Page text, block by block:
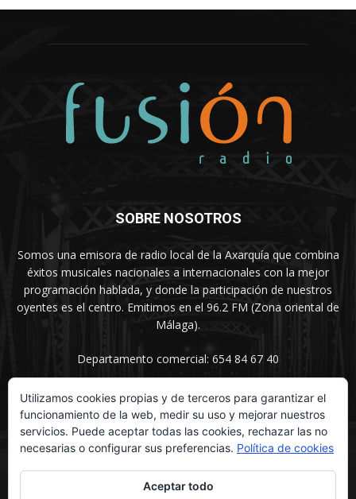
SOBRE NOSOTROS
Somos una emisora de radio local de la Axarquía que combina
éxitos musicales nacionales a internacionales con la mejor
programación hablada, y donde la participación de nuestros
oyentes es el centro. Emitimos en el 96.2 FM (Zona oriental de
Málaga).
Departamento comercial: 654 84 67 40
SÍGUENOS
Utilizamos cookies propias y de terceros para garantizar el
funcionamiento de la web, medir su uso y mejorar nuestros
servicios. Puede aceptar todas las cookies, rechazar las no
necesarias o configurar sus preferencias. Política de cookies
Aceptar todo